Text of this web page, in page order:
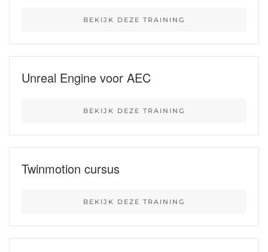
BEKIJK DEZE TRAINING
Unreal Engine voor AEC
BEKIJK DEZE TRAINING
Twinmotion cursus
BEKIJK DEZE TRAINING